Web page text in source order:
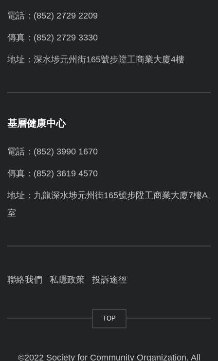
電話：(852) 2729 2209
傳真：(852) 2729 3330
地址：深水埗元州街165號步陞工商業大廈4樓
基層健康中心
電話：(852) 3990 1670
傳真：(852) 3619 4570
地址：九龍深水埗元州街165號步陞工商業大廈7樓A
室
聯絡我們 私隱政策 投訴途徑
TOP
©2022 Society for Community Organization. All